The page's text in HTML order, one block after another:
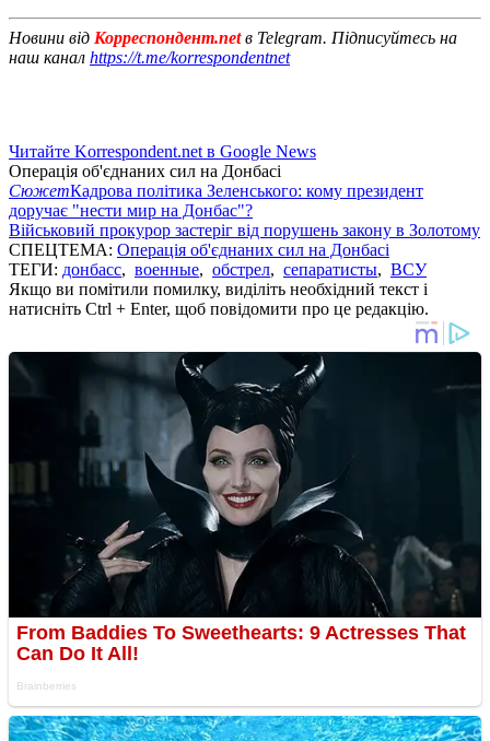
Новини від Корреспондент.netв Telegram. Підписуйтесь на
наш канал https://t.me/korrespondentnet
Читайте Korrespondent.net в Google News
Операція об'єднаних сил на Донбасі
СюжетКадрова політика Зеленського: кому президент
доручає "нести мир на Донбас"?
Військовий прокурор застеріг від порушень закону в Золотому
СПЕЦТЕМА: Операція об'єднаних сил на Донбасі
ТЕГИ: донбасс, военные, обстрел, сепаратисты, ВСУ
Якщо ви помітили помилку, виділіть необхідний текст і
натисніть Ctrl + Enter, щоб повідомити про це редакцію.